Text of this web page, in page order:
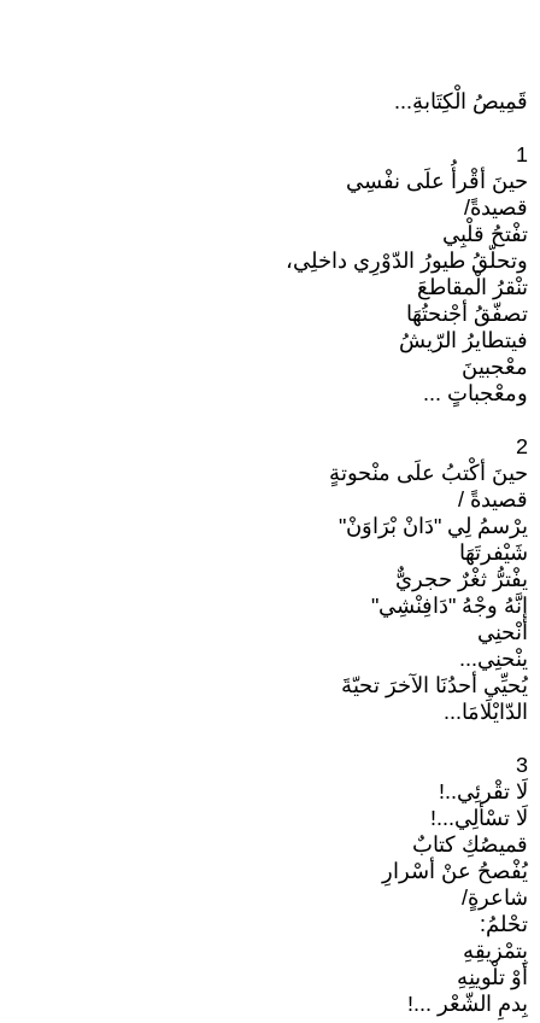
قَمِيصُ الْكِتَابةِ...
1
حينَ أقْرأُ علَى نفْسِي
قصيدةً/
تفْتحُ قلْبِي
وتحلّقُ طيورُ الدّوْرِي داخلِي،
تنْقرُ الْمقاطعَ
تصفّقُ أجْنحتُهَا
فيتطايرُ الرّيشُ
معْجبينَ
ومعْجباتٍ ...
2
حينَ أكْتبُ علَى منْحوتةٍ
قصيدةً /
يرْسمُ لِي "دَانْ بْرَاوَنْ"
شَيْفرتَهَا
يفْترُّ ثغْرٌ حجريٌّ
إنَّهُ وجْهُ "دَافِنْشِي"
أنْحنِي
ينْحنِي...
يُحيِّي أحدُنَا الآخرَ تحيّةَ
الدّايْلَامَا...
3
لَا تقْرئِي..!
لَا تسْألِي...!
قميصُكِ كتابٌ
يُفْصحُ عنْ أسْرارِ
شاعرةٍ/
تحْلمُ:
بِتمْزيقِهِ
أوْ تلْوينِهِ
بِدمِ الشّعْر ...!